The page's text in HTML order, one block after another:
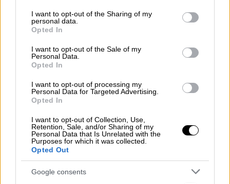
not limited to your visit or usage behaviour. You may click to
grant or deny consent to Google and its third-party tags to
use your data for below specified purposes in below Google
consent section.
I want to opt-out of the Sharing of my
personal data.
Opted In
I want to opt-out of the Sale of my
Personal Data.
Opted In
I want to opt-out of processing my
Personal Data for Targeted Advertising.
Opted In
I want to opt-out of Collection, Use,
Retention, Sale, and/or Sharing of my
Personal Data that Is Unrelated with the
Purposes for which it was collected.
Opted Out
Google consents
παραστρατιωτικών της Ουκρανίας
Ελλάδα|03.02.2025 16:10
Νέα κινητοποίηση στο κτίριο της
από τους αγρότες
Τι πρότεινε ο Μουλίνο
Οι συγκεκριμένες δηλώσεις ήρθαν μετά τη
συνάντηση που είχε ο